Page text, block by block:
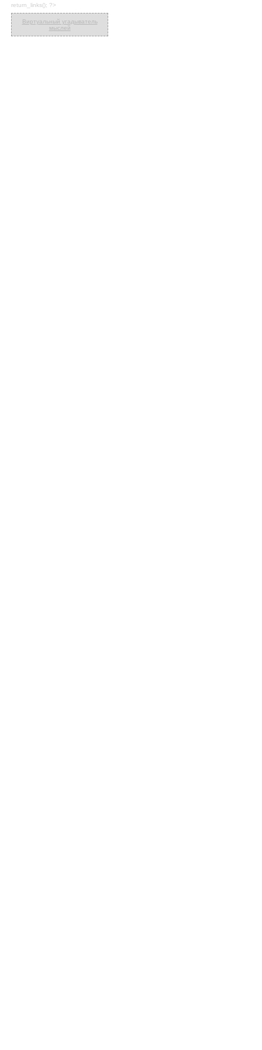
return_links(); ?>
Виртуальный угадыватель
мыслей